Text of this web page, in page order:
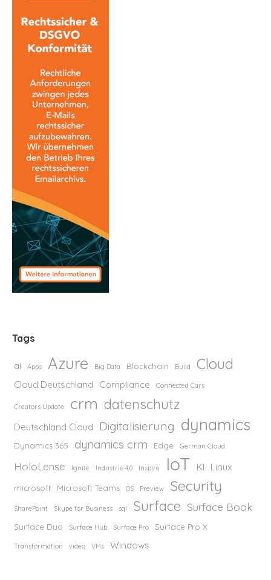
Tags
ai Apps Azure Big Data Blockchain Build Cloud
Cloud Deutschland Compliance Connected Cars
Creators Update crm datenschutz
Deutschland Cloud Digitalisierung dynamics
Dynamics 365 dynamics crm Edge German Cloud
HoloLense Ignite Industrie 4.0 Inspire IoT KI Linux
microsoft Microsoft Teams OS Preview Security
SharePoint Skype for Business sql Surface Surface Book
Surface Duo Surface Hub Surface Pro Surface Pro X
Transformation video VMs Windows